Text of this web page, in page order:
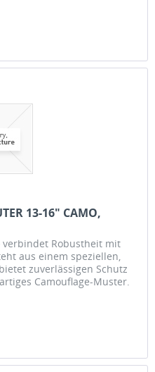
13-16" CAMO,
verbindet Robustheit mit
aus einem speziellen,
zuverlässigen Schutz
Camouflage-Muster.